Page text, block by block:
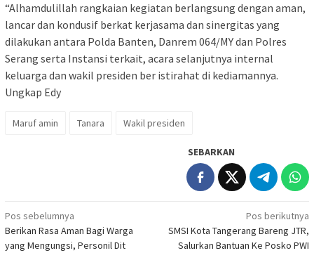
“Alhamdulillah rangkaian kegiatan berlangsung dengan aman,
lancar dan kondusif berkat kerjasama dan sinergitas yang
dilakukan antara Polda Banten, Danrem 064/MY dan Polres
Serang serta Instansi terkait, acara selanjutnya internal
keluarga dan wakil presiden ber istirahat di kediamannya.
Ungkap Edy
Maruf amin Tanara Wakil presiden
SEBARKAN
Navigasi
pos
Pos sebelumnya
Berikan Rasa Aman Bagi Warga
yang Mengungsi, Personil Dit
Pos berikutnya
SMSI Kota Tangerang Bareng JTR,
Salurkan Bantuan Ke Posko PWI